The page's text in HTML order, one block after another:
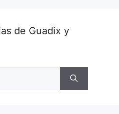
de Guadix y